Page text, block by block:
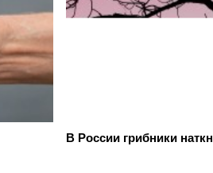
В России грибники